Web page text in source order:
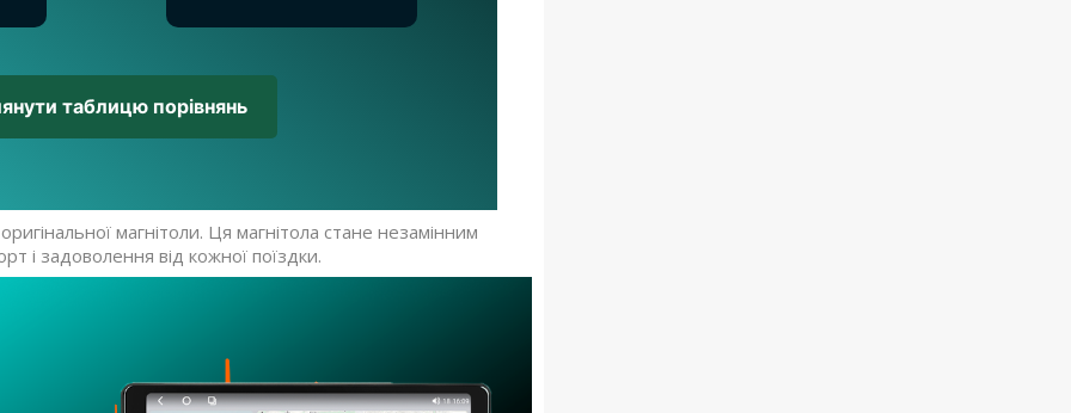
таблицю порівнянь
магнітоли. Ця магнітола стане незамінним
і задоволення від кожної поїздки.